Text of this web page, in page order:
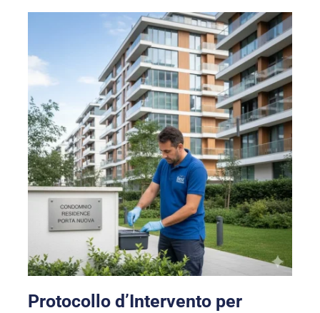
Protocollo d’Intervento per